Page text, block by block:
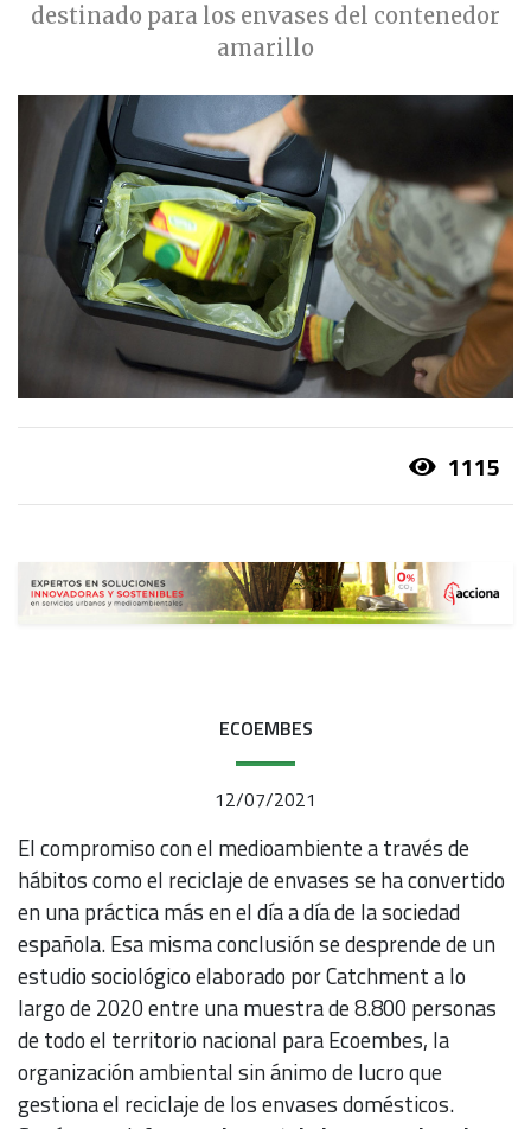
destinado para los envases del contenedor
amarillo
1115
ECOEMBES
12/07/2021
El compromiso con el medioambiente a través de
hábitos como el reciclaje de envases se ha convertido
en una práctica más en el día a día de la sociedad
española. Esa misma conclusión se desprende de un
estudio sociológico elaborado por Catchment a lo
largo de 2020 entre una muestra de 8.800 personas
de todo el territorio nacional para Ecoembes, la
organización ambiental sin ánimo de lucro que
gestiona el reciclaje de los envases domésticos.